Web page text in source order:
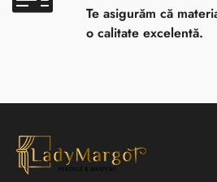
Te asigurăm că
o calitate excelentă.